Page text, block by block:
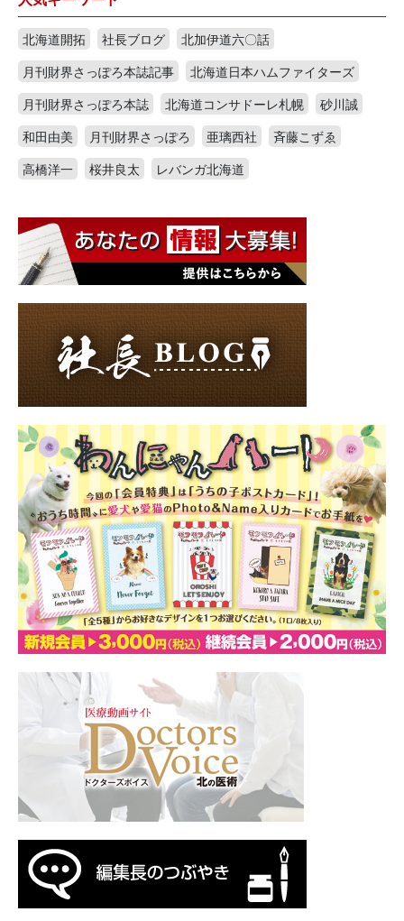
北海道開拓 社長ブログ
北加伊道六〇話
月刊財界さっぽろ本誌記事
北海道日本ハムファイターズ
月刊財界さっぽろ本誌
北海道コンサドーレ札幌
砂川誠
和田由美
月刊財界さっぽろ 亜璃西社
斉藤こずゑ
高橋洋一
桜井良太 レバンガ北海道